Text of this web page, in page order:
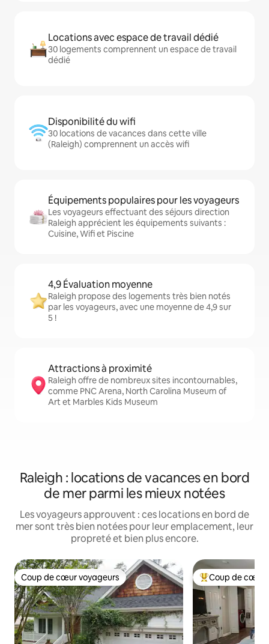
Locations avec espace de travail dédié
30 logements comprennent un espace de travail
dédié
Disponibilité du wifi
30 locations de vacances dans cette ville
(Raleigh) comprennent un accès wifi
Équipements populaires pour les voyageurs
Les voyageurs effectuant des séjours direction
Raleigh apprécient les équipements suivants :
Cuisine, Wifi et Piscine
4,9 Évaluation moyenne
Raleigh propose des logements très bien notés
par les voyageurs, avec une moyenne de 4,9 sur
5 !
Attractions à proximité
Raleigh offre de nombreux sites incontournables,
comme PNC Arena, North Carolina Museum of
Art et Marbles Kids Museum
Raleigh : locations de vacances en bord
de mer parmi les mieux notées
Les voyageurs approuvent : ces locations en bord de
mer sont très bien notées pour leur emplacement, leur
propreté et bien plus encore.
Coup de cœur voyageurs
Coup de cœur voyageurs Coups de cœur
Coup de cœur